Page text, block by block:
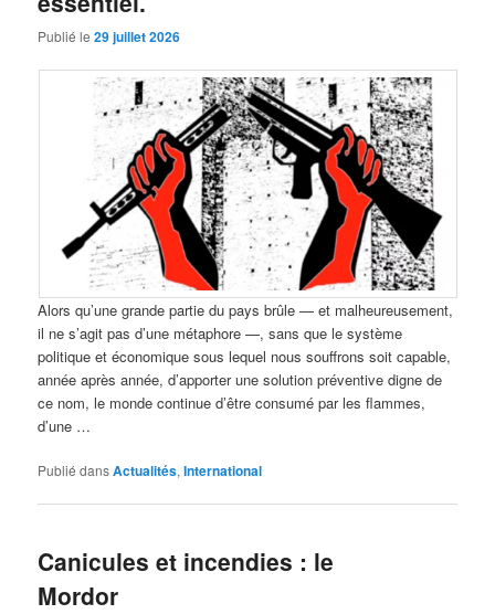
Publié le29 juillet 2026
Alors qu’une grande partie du pays brûle — et malheureusement,
il ne s’agit pas d’une métaphore —, sans que le système
politique et économique sous lequel nous souffrons soit capable,
année après année, d’apporter une solution préventive digne de
ce nom, le monde continue d’être consumé par les flammes,
d’une …
Publié dansActualités,International
Canicules et incendies : le
Mordor